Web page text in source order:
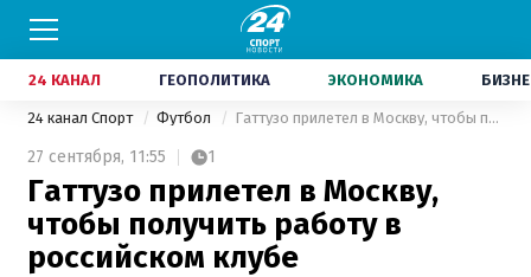
24 КАНАЛ ГЕОПОЛИТИКА ЭКОНОМИКА
24 канал Спорт Футбол Гаттузо прилетел в Москву, чтобы получить работу в российском клубе
27 сентября, 11:55 1
Гаттузо прилетел в Москву,
чтобы получить работу в
российском клубе